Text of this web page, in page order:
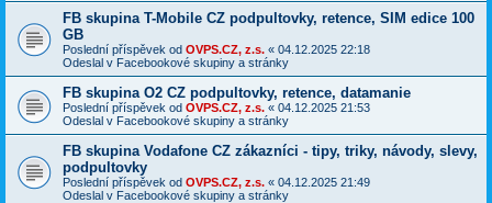
FB skupina T-Mobile CZ podpultovky, retence, SIM edice 100
GB
Poslední příspěvek od OVPS.CZ, z.s. « 04.12.2025 22:18
Odeslal v Facebookové skupiny a stránky
FB skupina O2 CZ podpultovky, retence, datamanie
Poslední příspěvek od OVPS.CZ, z.s. « 04.12.2025 21:53
Odeslal v Facebookové skupiny a stránky
FB skupina Vodafone CZ zákazníci - tipy, triky, návody, slevy,
podpultovky
Poslední příspěvek od OVPS.CZ, z.s. « 04.12.2025 21:49
Odeslal v Facebookové skupiny a stránky